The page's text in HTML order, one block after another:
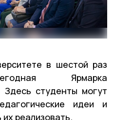
в шестой раз
Ярмарка
Здесь студенты могут
идеи и
реализовать.